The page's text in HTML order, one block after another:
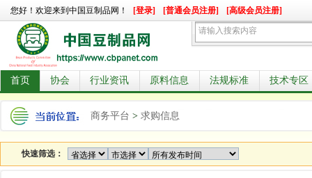
您好！欢迎来到中国豆制品网！ [登录] [普通会员注册] [高级会员注册]
首页 协会 行业资讯 原料信息 法规标准 技术专区
商务平台 > 求购信息
快速筛选：